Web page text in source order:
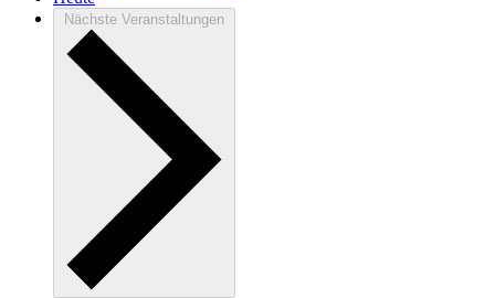
Nächste Veranstaltungen